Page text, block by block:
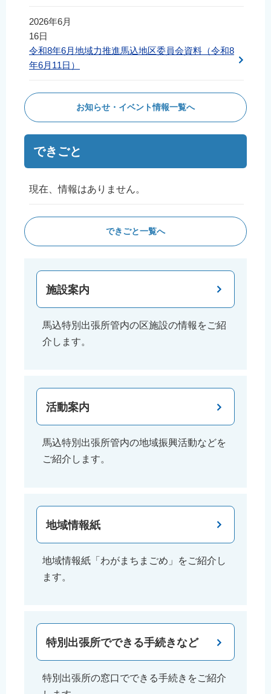
2026年6月
16日
令和8年6月地域力推進馬込地区委員会資料（令和8
年6月11日）
お知らせ・イベント情報一覧へ
できごと
現在、情報はありません。
できごと一覧へ
施設案内
馬込特別出張所管内の区施設の情報をご紹
介します。
活動案内
馬込特別出張所管内の地域振興活動などを
ご紹介します。
地域情報紙
地域情報紙「わがまちまごめ」をご紹介し
ます。
特別出張所でできる手続きなど
特別出張所の窓口でできる手続きをご紹介